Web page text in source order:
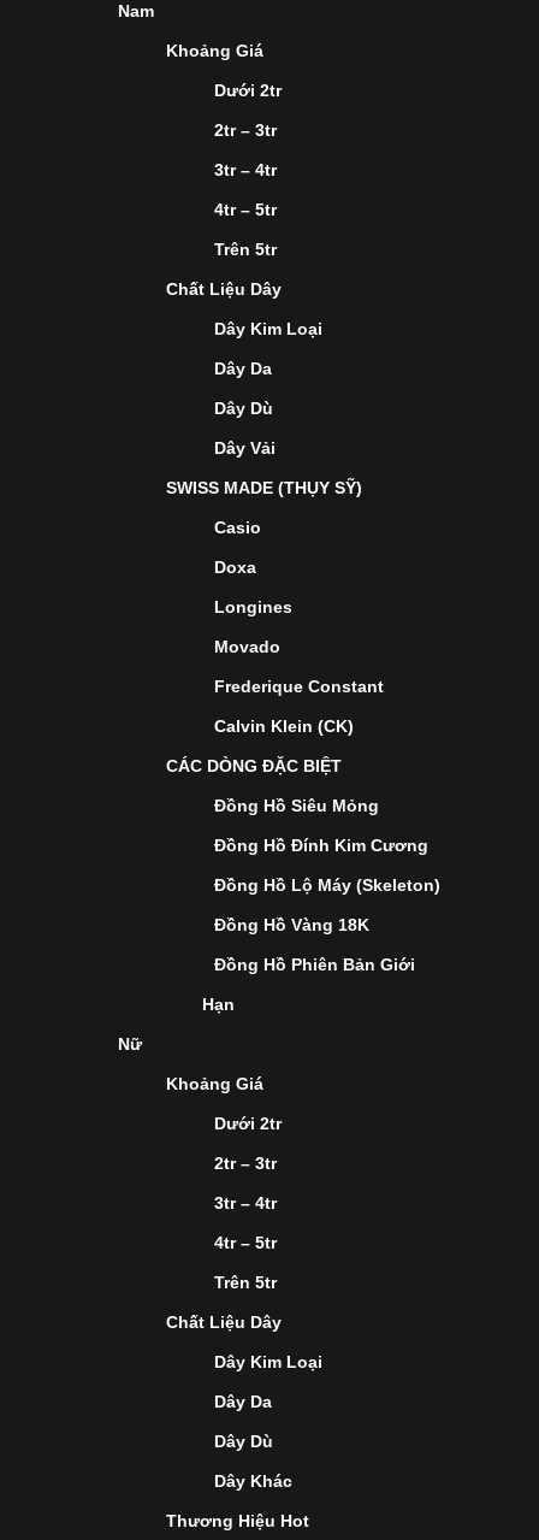
Nam
Khoảng Giá
Dưới 2tr
2tr – 3tr
3tr – 4tr
4tr – 5tr
Trên 5tr
Chất Liệu Dây
Dây Kim Loại
Dây Da
Dây Dù
Dây Vải
SWISS MADE (THỤY SỸ)
Casio
Doxa
Longines
Movado
Frederique Constant
Calvin Klein (CK)
CÁC DÒNG ĐẶC BIỆT
Đồng Hồ Siêu Mỏng
Đồng Hồ Đính Kim Cương
Đồng Hồ Lộ Máy (Skeleton)
Đồng Hồ Vàng 18K
Đồng Hồ Phiên Bản Giới
Hạn
Nữ
Khoảng Giá
Dưới 2tr
2tr – 3tr
3tr – 4tr
4tr – 5tr
Trên 5tr
Chất Liệu Dây
Dây Kim Loại
Dây Da
Dây Dù
Dây Khác
Thương Hiệu Hot